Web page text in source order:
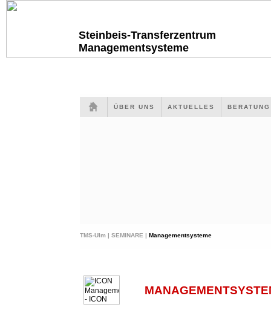
Steinbeis-Transferzentrum
Managementsysteme
ÜBER UNS AKTUELLES
TMS-Ulm | SEMINARE | Managementsysteme